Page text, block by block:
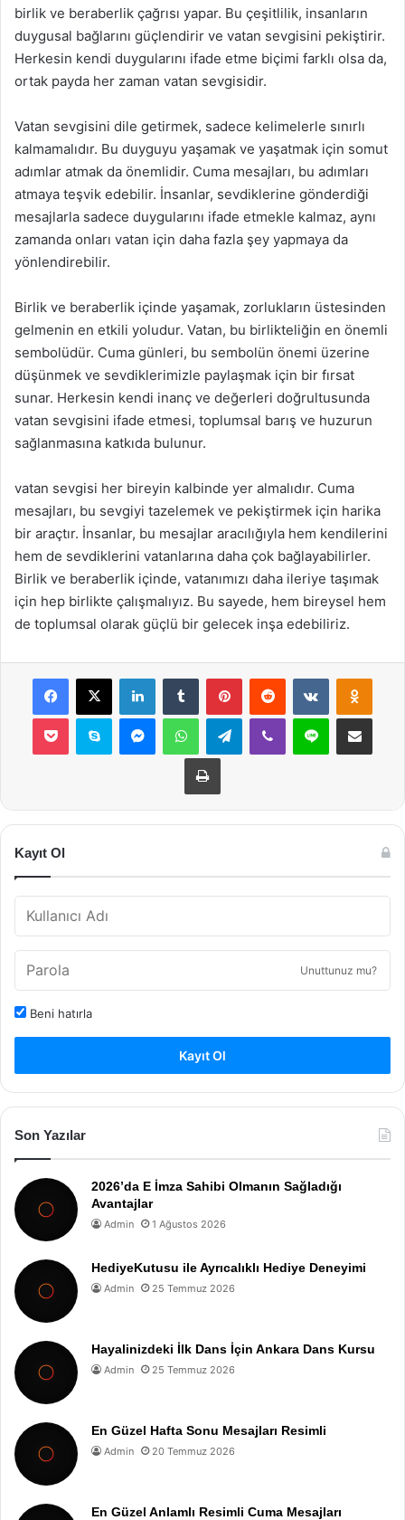
birlik ve beraberlik çağrısı yapar. Bu çeşitlilik, insanların
duygusal bağlarını güçlendirir ve vatan sevgisini pekiştirir.
Herkesin kendi duygularını ifade etme biçimi farklı olsa da,
ortak payda her zaman vatan sevgisidir.
Vatan sevgisini dile getirmek, sadece kelimelerle sınırlı
kalmamalıdır. Bu duyguyu yaşamak ve yaşatmak için somut
adımlar atmak da önemlidir. Cuma mesajları, bu adımları
atmaya teşvik edebilir. İnsanlar, sevdiklerine gönderdiği
mesajlarla sadece duygularını ifade etmekle kalmaz, aynı
zamanda onları vatan için daha fazla şey yapmaya da
yönlendirebilir.
Birlik ve beraberlik içinde yaşamak, zorlukların üstesinden
gelmenin en etkili yoludur. Vatan, bu birlikteliğin en önemli
sembolüdür. Cuma günleri, bu sembolün önemi üzerine
düşünmek ve sevdiklerimizle paylaşmak için bir fırsat
sunar. Herkesin kendi inanç ve değerleri doğrultusunda
vatan sevgisini ifade etmesi, toplumsal barış ve huzurun
sağlanmasına katkıda bulunur.
vatan sevgisi her bireyin kalbinde yer almalıdır. Cuma
mesajları, bu sevgiyi tazelemek ve pekiştirmek için harika
bir araçtır. İnsanlar, bu mesajlar aracılığıyla hem kendilerini
hem de sevdiklerini vatanlarına daha çok bağlayabilirler.
Birlik ve beraberlik içinde, vatanımızı daha ileriye taşımak
için hep birlikte çalışmalıyız. Bu sayede, hem bireysel hem
de toplumsal olarak güçlü bir gelecek inşa edebiliriz.
Facebook
X LinkedInTumblr PinterestReddit VKontakte
Pocket Skype MessengerWhatsAppTelegramViber Line E-Posta ile
Yazdır
Kayıt Ol
Unuttunuz mu?
Beni hatırla
Kayıt Ol
Son Yazılar
2026’da E İmza Sahibi Olmanın Sağladığı
Avantajlar
Admin 1 Ağustos 2026
HediyeKutusu ile Ayrıcalıklı Hediye Deneyimi
Admin 25 Temmuz 2026
Hayalinizdeki İlk Dans İçin Ankara Dans Kursu
Admin 25 Temmuz 2026
En Güzel Hafta Sonu Mesajları Resimli
Admin 20 Temmuz 2026
En Güzel Anlamlı Resimli Cuma Mesajları